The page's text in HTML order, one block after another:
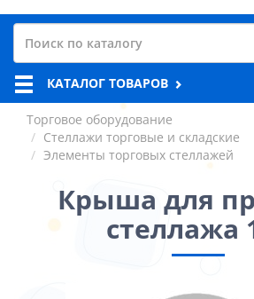
КАТАЛОГ ТОВАРОВ
Торговое оборудование
Стеллажи торговые и складские
Элементы торговых стеллажей
Крыша для
стеллажа